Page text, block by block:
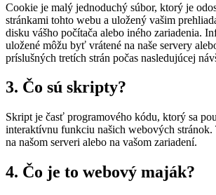
Cookie je malý jednoduchý súbor, ktorý je
stránkami tohto webu a uložený vašim
disku vášho počítača alebo iného zariadenia.
uložené môžu byť vrátené na naše servery
príslušných tretích strán počas nasledujúcej
3. Čo sú skripty?
Skript je časť programového kódu, ktorý sa
interaktívnu funkciu našich webových stránok.
na našom serveri alebo na vašom zariadení.
4. Čo je to webový maják?